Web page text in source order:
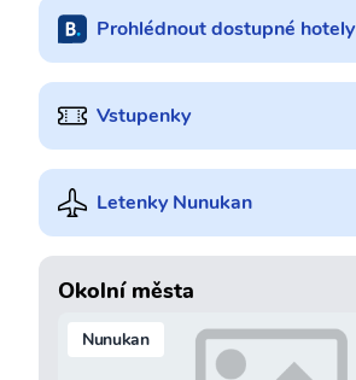
Prohlédnout dostupné hotely
Vstupenky
Letenky Nunukan
Okolní města
Nunukan